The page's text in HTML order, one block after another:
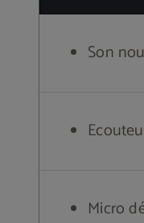
Son
Micro